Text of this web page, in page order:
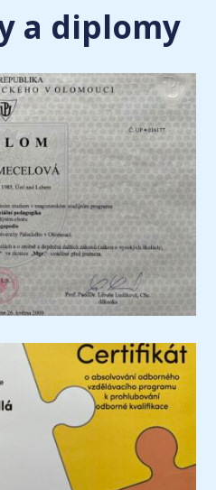
a diplomy